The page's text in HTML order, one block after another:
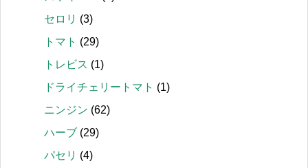
セロリ (3)
トマト (29)
トレビス (1)
ドライチェリートマト (1)
ニンジン (62)
ハーブ (29)
パセリ (4)